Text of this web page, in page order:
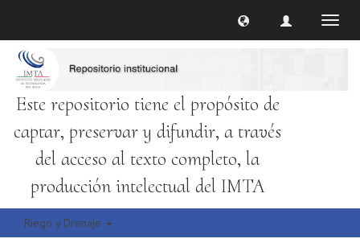
Este repositorio tiene el propósito de
captar, preservar y difundir, a través
del acceso al texto completo, la
producción intelectual del IMTA
Riego y Drenaje